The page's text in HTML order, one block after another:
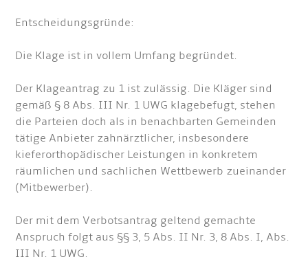
Entscheidungsgründe:
Die Klage ist in vollem Umfang begründet.
Der Klageantrag zu 1 ist zulässig. Die Kläger sind
gemäß § 8 Abs. III Nr. 1 UWG klagebefugt, stehen
die Parteien doch als in benachbarten Gemeinden
tätige Anbieter zahnärztlicher, insbesondere
kieferorthopädischer Leistungen in konkretem
räumlichen und sachlichen Wettbewerb zueinander
(Mitbewerber).
Der mit dem Verbotsantrag geltend gemachte
Anspruch folgt aus §§ 3, 5 Abs. II Nr. 3, 8 Abs. I, Abs.
III Nr. 1 UWG.